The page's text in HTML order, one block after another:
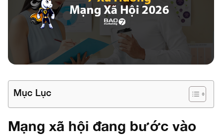
Mục Lục
Mạng xã hội đang bước vào